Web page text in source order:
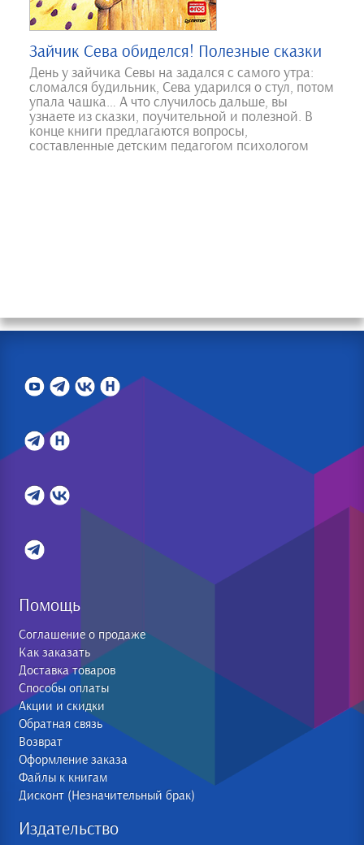
Зайчик Сева обиделся! Полезные сказки
День у зайчика Севы на задался с самого утра:
сломался будильник, Сева ударился о стул, потом
упала чашка… А что случилось дальше, вы
узнаете из сказки, поучительной и полезной. В
конце книги предлагаются вопросы,
составленные детским педагогом психологом
Помощь
Соглашение о продаже
Как заказать
Доставка товаров
Способы оплаты
Акции и скидки
Обратная связь
Возврат
Оформление заказа
Файлы к книгам
Дисконт (Незначительный брак)
Издательство